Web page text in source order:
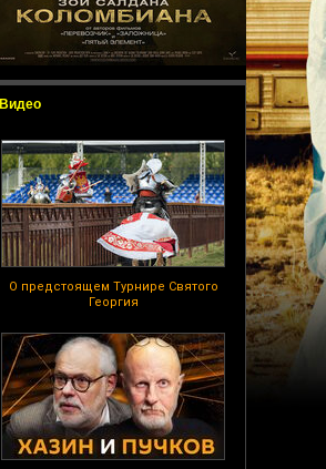
Видео
О предстоящем Турнире Святого
Георгия